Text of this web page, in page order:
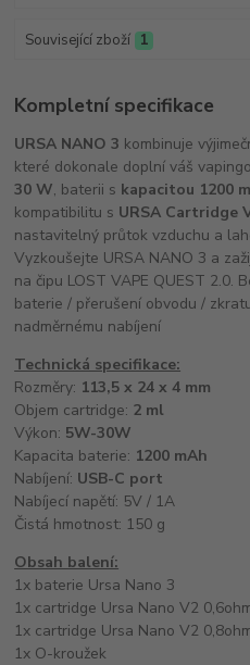
Související zboží 1
Kompletní specifikace
URSA NANO 3 kombinuje
které dokonale doplní váš
30 W, baterii s kapacitou 1200
kompatibilitu s URSA Cartridge
nastavitelný průtok vzduchu a
Vyzkoušejte URSA NANO 3 a
na čipu LOST VAPE QUEST 2.0.
baterie / přerušení obvodu /
nadměrnému nabíjení
Technická specifikace:
Rozměry: 113,5 x 24 x 4 mm
Objem cartridge: 2 ml
Výkon: 5W-30W
Kapacita baterie: 1200 mAh
Nabíjení: USB-C port
Nabíjecí napětí: 5V / 1A
Čistá hmotnost: 150 g
Obsah balení:
1x baterie Ursa Nano 3
1x cartridge Ursa Nano V2
1x cartridge Ursa Nano V2
1x O-kroužek